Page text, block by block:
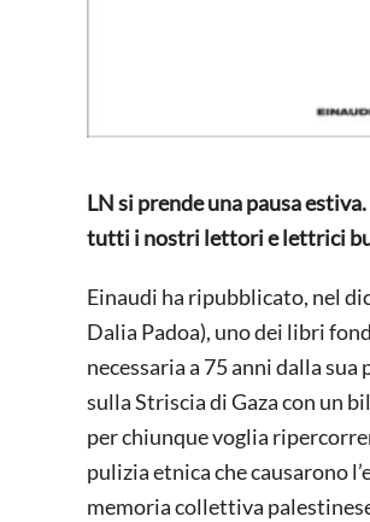
LN si prende una pausa
tutti i nostri lettori e lettrici
Einaudi ha ripubblicato, nel
Dalia Padoa), uno dei libri
necessaria a 75 anni dalla
sulla Striscia di Gaza con un
per chiunque voglia
pulizia etnica che causarono
memoria collettiva